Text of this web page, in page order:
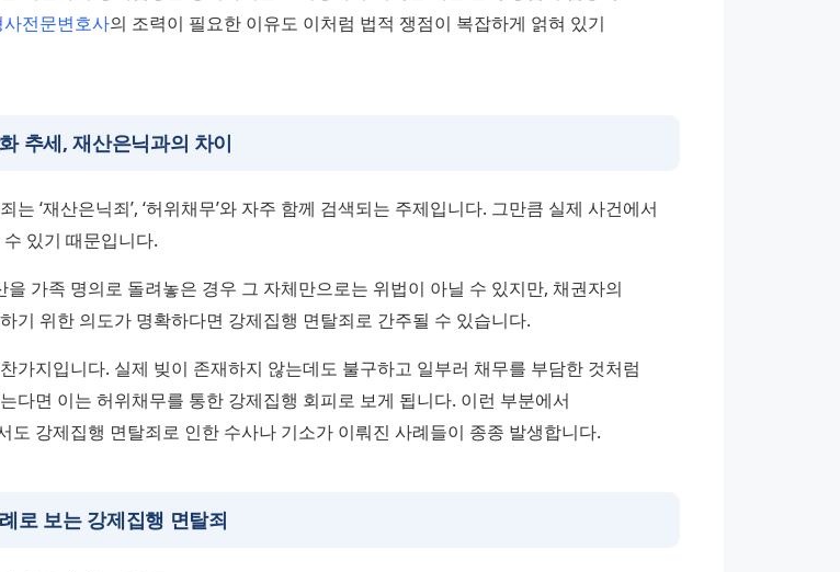
사전문변호사의 조력이 필요한 이유도 이처럼 법적 쟁점이 복잡하게 얽혀 있기
추세, 재산은닉과의 차이
는 ‘재산은닉죄’, ‘허위채무’와 자주 함께 검색되는 주제입니다. 그만큼 실제 사건에서
있기 때문입니다.
을 가족 명의로 돌려놓은 경우 그 자체만으로는 위법이 아닐 수 있지만, 채권자의
기 위한 의도가 명확하다면 강제집행 면탈죄로 간주될 수 있습니다.
가지입니다. 실제 빚이 존재하지 않는데도 불구하고 일부러 채무를 부담한 것처럼
다면 이는 허위채무를 통한 강제집행 회피로 보게 됩니다. 이런 부분에서
도 강제집행 면탈죄로 인한 수사나 기소가 이뤄진 사례들이 종종 발생합니다.
로 보는 강제집행 면탈죄